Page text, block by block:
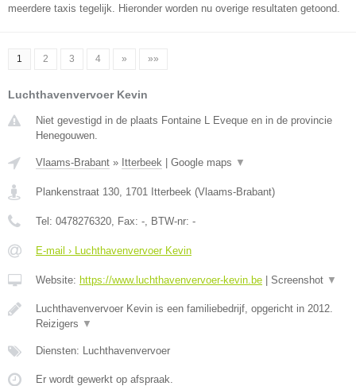
meerdere taxis tegelijk. Hieronder worden nu overige resultaten getoond.
1 2 3 4 » »»
Luchthavenvervoer Kevin
Niet gevestigd in de plaats Fontaine L Eveque en in de provincie
Henegouwen.
Vlaams-Brabant » Itterbeek Google maps ▼
Plankenstraat 130, 1701 Itterbeek (Vlaams-Brabant)
Tel: 0478276320, Fax: -, BTW-nr: -
E-mail › Luchthavenvervoer Kevin
Website: https://www.luchthavenvervoer-kevin.be Screenshot ▼
Luchthavenvervoer Kevin is een familiebedrijf, opgericht in 2012.
Reizigers ▼
Diensten: Luchthavenvervoer
Er wordt gewerkt op afspraak.